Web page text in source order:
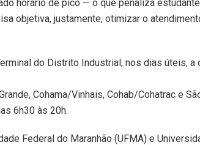
horário de pico — o que penaliza
objetiva, justamente, otimizar o
do Distrito Industrial, nos dias úteis,
Cohama/Vinhais, Cohab/Cohatrac e
6h30 às 20h.
Federal do Maranhão (UFMA) e